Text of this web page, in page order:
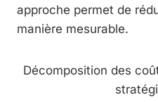
approche permet de
manière mesurable.
Décomposition des